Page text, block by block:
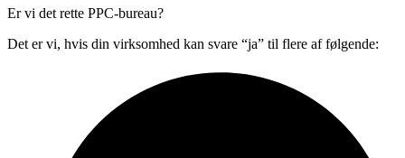
Er vi det rette PPC-bureau?
Det er vi, hvis din virksomhed kan svare “ja” til flere af følgende: